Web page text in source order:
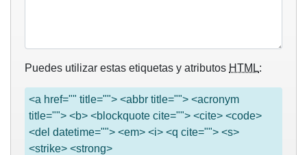
Puedes utilizar estas etiquetas y atributos HTML:
<a href="" title=""> <abbr title=""> <acronym
title=""> <b> <blockquote cite=""> <cite> <code>
<del datetime=""> <em> <i> <q cite=""> <s>
<strike> <strong>